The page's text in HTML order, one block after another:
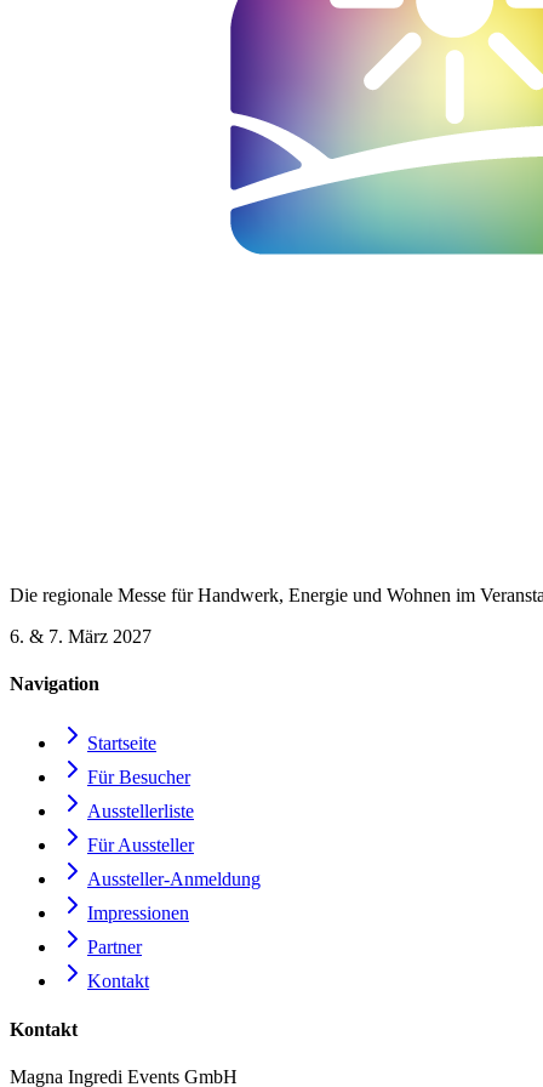
Die regionale Messe für Handwerk, Energie und Wohnen im
6. & 7. März 2027
Navigation
Startseite
Für Besucher
Ausstellerliste
Für Aussteller
Aussteller-Anmeldung
Impressionen
Partner
Kontakt
Kontakt
Magna Ingredi Events GmbH